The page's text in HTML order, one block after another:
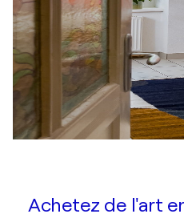
Achetez de l'art